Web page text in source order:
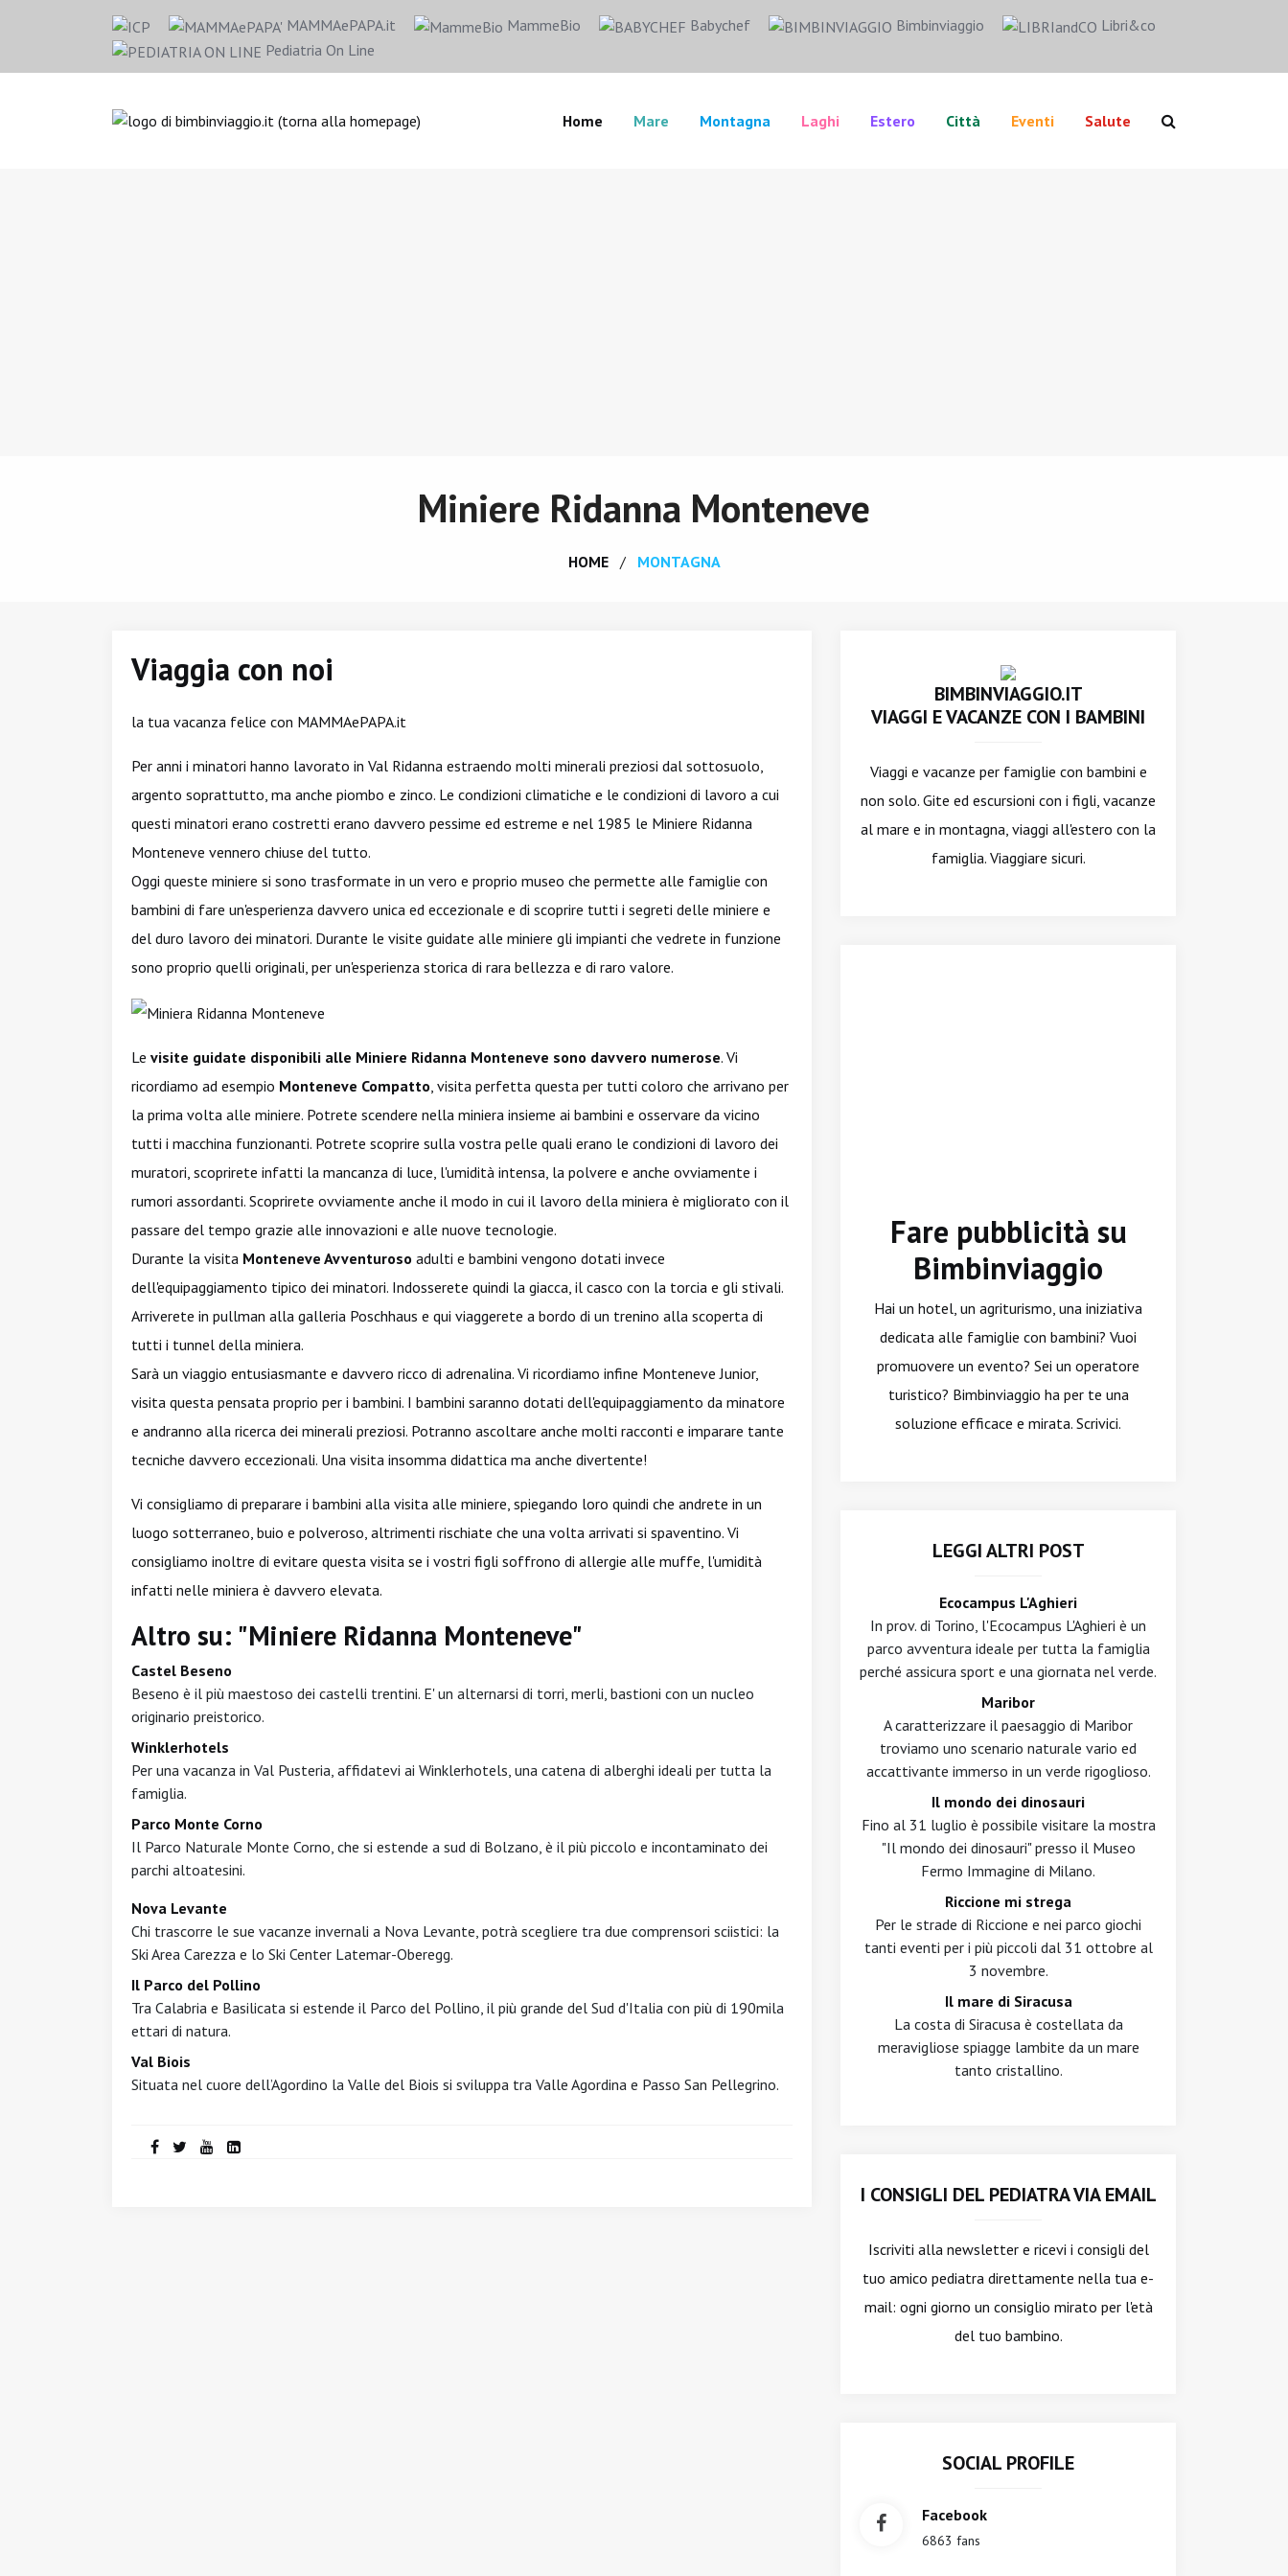
MAMMAePAPA.it MammeBio Babychef Bimbinviaggio
Libri&co
Pediatria On Line
Home Mare Montagna Laghi Estero Città Eventi Salute
Miniere Ridanna Monteneve
HOME MONTAGNA
Viaggia con noi
la tua vacanza felice con MAMMAePAPA.it
Per anni i minatori hanno lavorato in Val Ridanna estraendo molti minerali preziosi dal sottosuolo,
argento soprattutto, ma anche piombo e zinco. Le condizioni climatiche e le condizioni di lavoro a cui
questi minatori erano costretti erano davvero pessime ed estreme e nel 1985 le Miniere Ridanna
Monteneve vennero chiuse del tutto.
Oggi queste miniere si sono trasformate in un vero e proprio museo che permette alle famiglie con
bambini di fare un'esperienza davvero unica ed eccezionale e di scoprire tutti i segreti delle miniere e
del duro lavoro dei minatori. Durante le visite guidate alle miniere gli impianti che vedrete in funzione
sono proprio quelli originali, per un'esperienza storica di rara bellezza e di raro valore.
Le visite guidate disponibili alle Miniere Ridanna Monteneve sono davvero numerose. Vi
ricordiamo ad esempio Monteneve Compatto, visita perfetta questa per tutti coloro che arrivano per
la prima volta alle miniere. Potrete scendere nella miniera insieme ai bambini e osservare da vicino
tutti i macchina funzionanti. Potrete scoprire sulla vostra pelle quali erano le condizioni di lavoro dei
muratori, scoprirete infatti la mancanza di luce, l'umidità intensa, la polvere e anche ovviamente i
rumori assordanti. Scoprirete ovviamente anche il modo in cui il lavoro della miniera è migliorato con il
passare del tempo grazie alle innovazioni e alle nuove tecnologie.
Durante la visita Monteneve Avventuroso adulti e bambini vengono dotati invece
dell'equipaggiamento tipico dei minatori. Indosserete quindi la giacca, il casco con la torcia e gli stivali.
Arriverete in pullman alla galleria Poschhaus e qui viaggerete a bordo di un trenino alla scoperta di
tutti i tunnel della miniera.
Sarà un viaggio entusiasmante e davvero ricco di adrenalina. Vi ricordiamo infine Monteneve Junior,
visita questa pensata proprio per i bambini. I bambini saranno dotati dell'equipaggiamento da minatore
e andranno alla ricerca dei minerali preziosi. Potranno ascoltare anche molti racconti e imparare tante
tecniche davvero eccezionali. Una visita insomma didattica ma anche divertente!
Vi consigliamo di preparare i bambini alla visita alle miniere, spiegando loro quindi che andrete in un
luogo sotterraneo, buio e polveroso, altrimenti rischiate che una volta arrivati si spaventino. Vi
consigliamo inoltre di evitare questa visita se i vostri figli soffrono di allergie alle muffe, l'umidità
infatti nelle miniera è davvero elevata.
Altro su: "Miniere Ridanna Monteneve"
Castel Beseno
Beseno è il più maestoso dei castelli trentini. E' un alternarsi di torri, merli, bastioni con un nucleo
originario preistorico.
Winklerhotels
Per una vacanza in Val Pusteria, affidatevi ai Winklerhotels, una catena di alberghi ideali per tutta la
famiglia.
Parco Monte Corno
Il Parco Naturale Monte Corno, che si estende a sud di Bolzano, è il più piccolo e incontaminato dei
parchi altoatesini.
Nova Levante
Chi trascorre le sue vacanze invernali a Nova Levante, potrà scegliere tra due comprensori sciistici: la
Ski Area Carezza e lo Ski Center Latemar-Oberegg.
Il Parco del Pollino
Tra Calabria e Basilicata si estende il Parco del Pollino, il più grande del Sud d'Italia con più di 190mila
ettari di natura.
Val Biois
Situata nel cuore dell’Agordino la Valle del Biois si sviluppa tra Valle Agordina e Passo San Pellegrino.
BIMBINVIAGGIO.IT
VIAGGI E VACANZE CON I BAMBINI
Viaggi e vacanze per famiglie con bambini e
non solo. Gite ed escursioni con i figli, vacanze
al mare e in montagna, viaggi all'estero con la
famiglia. Viaggiare sicuri.
Fare pubblicità su
Bimbinviaggio
Hai un hotel, un agriturismo, una iniziativa
dedicata alle famiglie con bambini? Vuoi
promuovere un evento? Sei un operatore
turistico? Bimbinviaggio ha per te una
soluzione efficace e mirata. Scrivici.
LEGGI ALTRI POST
Ecocampus L'Aghieri
In prov. di Torino, l'Ecocampus L'Aghieri è un
parco avventura ideale per tutta la famiglia
perché assicura sport e una giornata nel verde.
Maribor
A caratterizzare il paesaggio di Maribor
troviamo uno scenario naturale vario ed
accattivante immerso in un verde rigoglioso.
Il mondo dei dinosauri
Fino al 31 luglio è possibile visitare la mostra
"Il mondo dei dinosauri" presso il Museo
Fermo Immagine di Milano.
Riccione mi strega
Per le strade di Riccione e nei parco giochi
tanti eventi per i più piccoli dal 31 ottobre al
3 novembre.
Il mare di Siracusa
La costa di Siracusa è costellata da
meravigliose spiagge lambite da un mare
tanto cristallino.
I CONSIGLI DEL PEDIATRA VIA EMAIL
Iscriviti alla newslettere ricevi i consigli del
tuo amico pediatra direttamente nella tua e-
mail: ogni giorno un consiglio mirato per l'età
del tuo bambino.
SOCIAL PROFILE
Facebook
6863 fans